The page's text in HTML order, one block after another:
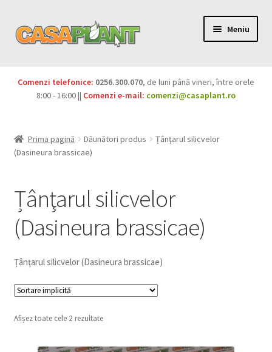
Meniu
Pesticide
Produse BIO
Igienă publică
Casa și grădina
Sere și solarii
Comenzi telefonice: 0256.300.070, de luni până vineri, între orele
8:00 - 16:00 || Comenzi e-mail: comenzi@casaplant.ro
Prima pagină Dăunători produs
Țânţarul silicvelor
(Dasineura brassicae)
Țânţarul silicvelor
(Dasineura brassicae)
Țânţarul silicvelor (Dasineura brassicae)
Afișez toate cele 2 rezultate